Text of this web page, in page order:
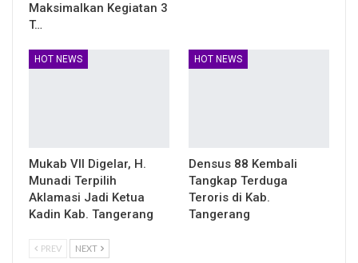
Maksimalkan Kegiatan 3
T…
HOT NEWS
Mukab VII Digelar, H.
Munadi Terpilih
Aklamasi Jadi Ketua
Kadin Kab. Tangerang
HOT NEWS
Densus 88 Kembali
Tangkap Terduga
Teroris di Kab.
Tangerang
PREV NEXT